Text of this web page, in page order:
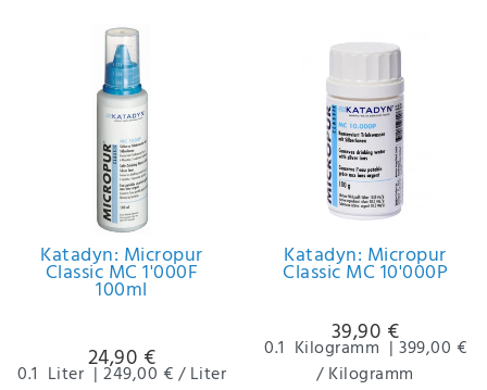
IHRE E-MAIL ADRESSE
ANMERKUNGEN UND FILTERWÜNSCHE
Hiermit
bestätige
ich, dass
schutz­
Katadyn: Micropur
Classic MC 1'000F
100ml
24,90 €
0.1 Liter | 249,00 € / Liter
Katadyn: Micropur
Classic MC 10'000P
39,90 €
0.1 Kilogramm | 399,00 €
/ Kilogramm